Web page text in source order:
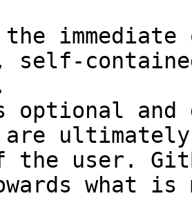
self-
and
are
the user.
what